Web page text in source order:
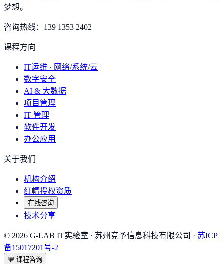
梦想。
咨询热线： 139 1353 2402
课程方向
IT运维 · 网络/系统/云
数字安全
AI & 大数据
项目管理
IT 管理
软件开发
办公应用
关于我们
机构介绍
红帽授权资质
在线咨询
技术分享
© 2026 G-LAB IT实验室 · 苏州竞予信息科技有限公司 · 苏ICP
备15017201号-2
💬 课程咨询